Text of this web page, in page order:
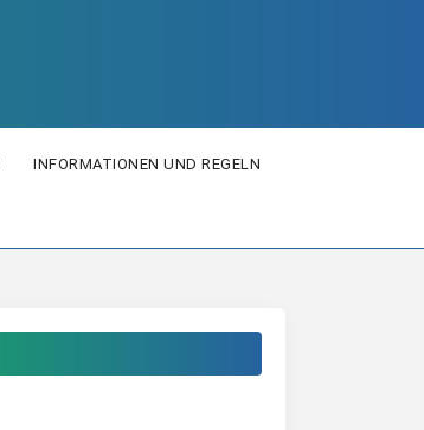
INFORMATIONEN UND REGELN